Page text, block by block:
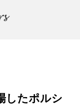
したポルシ